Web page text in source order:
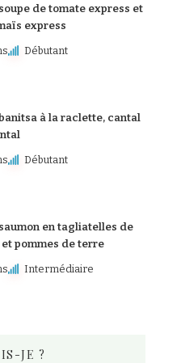
de tomate express et
express
Débutant
à la raclette, cantal
Débutant
en tagliatelles de
pommes de terre
Intermédiaire
JE ?